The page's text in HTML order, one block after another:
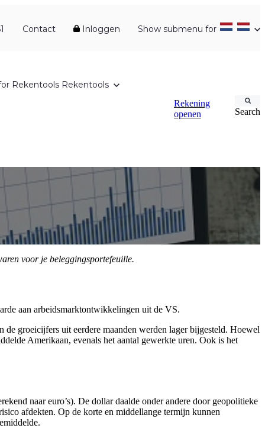
Contact Inloggen Show submenu for
Rekentools Rekentools
Rekening
openen
Search
voor je beleggingsportefeuille.
aan arbeidsmarktontwikkelingen uit de VS.
de groeicijfers uit eerdere maanden werden lager bijgesteld. Hoewel
Amerikaan, evenals het aantal gewerkte uren. Ook is het
naar euro’s). De dollar daalde onder andere door geopolitieke
afdekten. Op de korte en middellange termijn kunnen